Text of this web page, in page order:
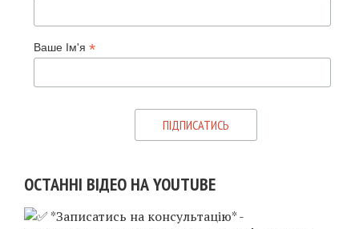
Ваше Ім'я *
ОСТАННІ ВІДЕО НА YOUTUBE